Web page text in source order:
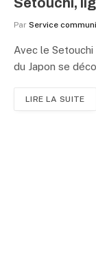
Par Service
Avec le Setouchi
du Japon se
LIRE LA SUITE